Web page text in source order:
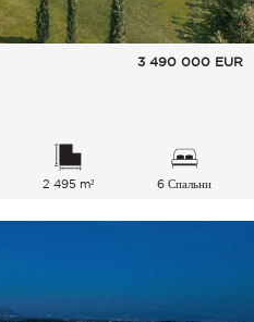
3 490 000 EUR
2 495 m² 6 Спальни